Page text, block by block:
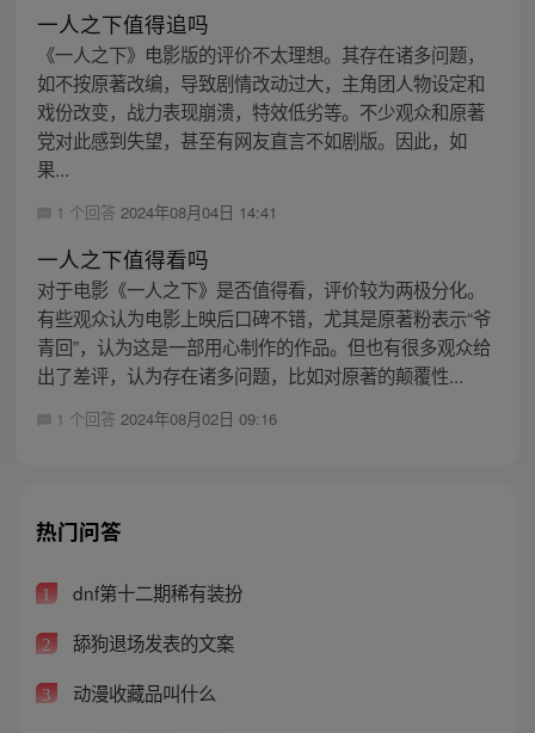
一人之下值得追吗
《一人之下》电影版的评价不太理想。其存在诸多问题，
如不按原著改编，导致剧情改动过大，主角团人物设定和
戏份改变，战力表现崩溃，特效低劣等。不少观众和原著
党对此感到失望，甚至有网友直言不如剧版。因此，如
果...
1 个回答 2024年08月04日 14:41
一人之下值得看吗
对于电影《一人之下》是否值得看，评价较为两极分化。
有些观众认为电影上映后口碑不错，尤其是原著粉表示“爷
青回”，认为这是一部用心制作的作品。但也有很多观众给
出了差评，认为存在诸多问题，比如对原著的颠覆性...
1 个回答 2024年08月02日 09:16
热门问答
1 dnf第十二期稀有装扮
2 舔狗退场发表的文案
3 动漫收藏品叫什么